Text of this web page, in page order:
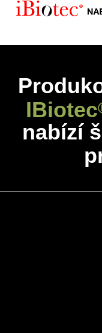
IBiotec
nabízí